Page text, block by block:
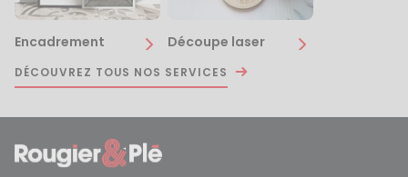
Encadrement Découpe laser
DÉCOUVREZ TOUS NOS SERVICES